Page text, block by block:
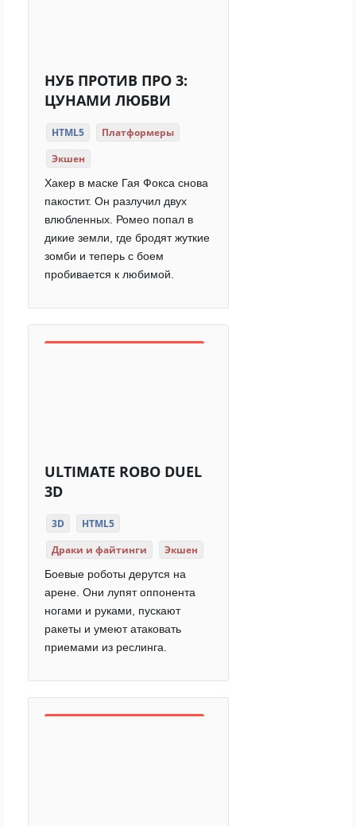
НУБ ПРОТИВ ПРО 3:
ЦУНАМИ ЛЮБВИ
HTML5
Платформеры
Экшен
Хакер в маске Гая Фокса снова
пакостит. Он разлучил двух
влюбленных. Ромео попал в
дикие земли, где бродят жуткие
зомби и теперь с боем
пробивается к любимой.
ULTIMATE ROBO DUEL
3D
3D
HTML5
Драки и файтинги
Экшен
Боевые роботы дерутся на
арене. Они лупят оппонента
ногами и руками, пускают
ракеты и умеют атаковать
приемами из реслинга.